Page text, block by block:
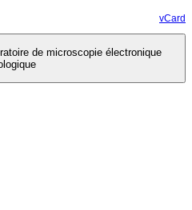
vCard
de microscopie électronique